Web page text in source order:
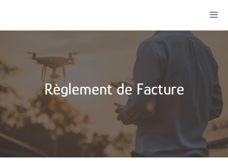
contenu
Règlement de Facture